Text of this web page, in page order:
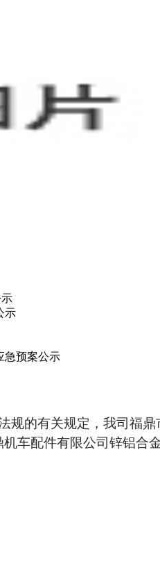
示
急预案公示
规的有关规定，我司福
机车配件有限公司锌铝合